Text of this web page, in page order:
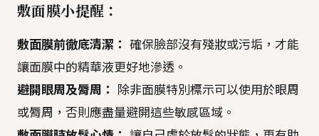
敷面膜小提醒：
敷面膜前徹底清潔： 確保臉部沒有殘妝或污垢，才能
讓面膜中的精華液更好地滲透。
避開眼周及脣周：
除非面膜特別標示可以使用於眼周
或脣周，否則應盡量避開這些敏感區域。